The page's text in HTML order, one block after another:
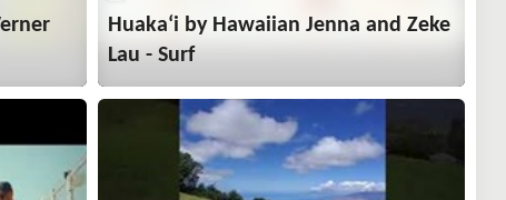
Huakaʻi by Hawaiian Jenna and Zeke
Lau - Surf